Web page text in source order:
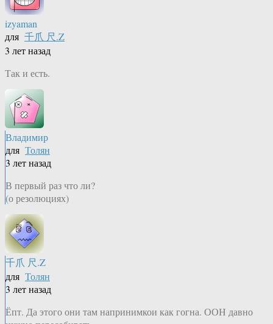
izyaman
для 千爪 尺.Z
3 лет назад
Так и есть.
Владимир
для Толян
3 лет назад
В первый раз что ли?
(о резолюциях)
千爪 尺.Z
для Толян
3 лет назад
Ёпт. Да этого они там напринимкои как гогна. ООН давно